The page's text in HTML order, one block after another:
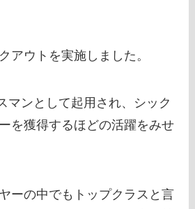
アウトを実施しました。
マンとして起用され、シック
を獲得するほどの活躍をみせ
ーの中でもトップクラスと言